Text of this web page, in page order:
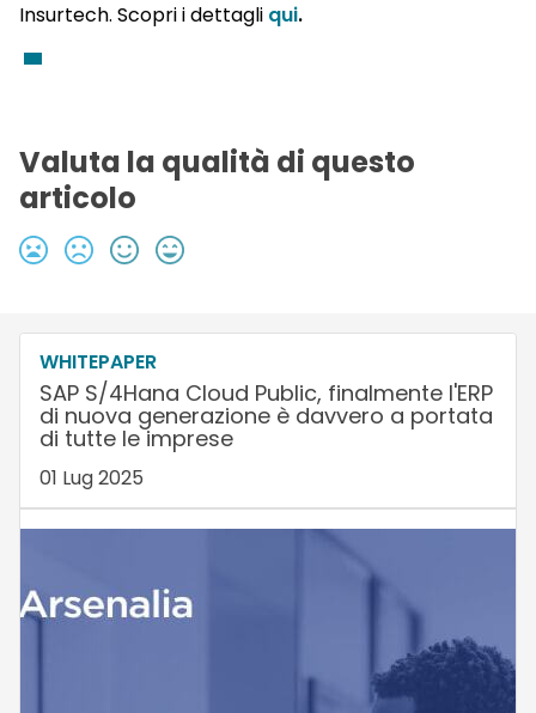
Insurtech. Scopri i dettagli qui.
Valuta la qualità di questo
articolo
WHITEPAPER
SAP S/4Hana Cloud Public, finalmente l'ERP
di nuova generazione è davvero a portata
di tutte le imprese
01 Lug 2025